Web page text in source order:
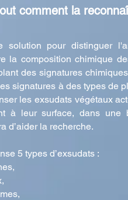
comment la
solution pour distinguer
la composition chimique
des signatures
signatures à des types de
les exsudats végétaux
à leur surface, dans une
d’aider la recherche.
5 types d’exsudats :